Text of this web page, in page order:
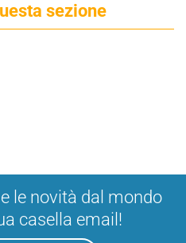
sezione
le novità dal mondo
casella email!